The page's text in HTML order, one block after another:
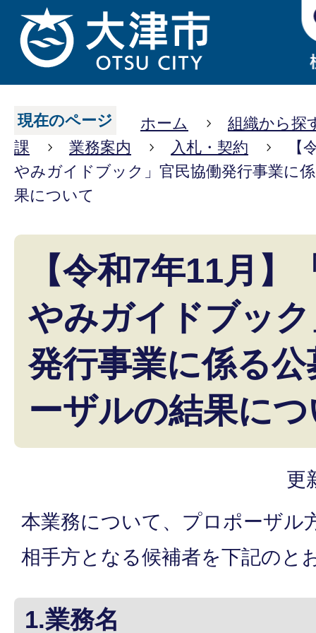
現在のページ ホーム
組織から探
課
業務案内 入札・契約
【
やみガイドブック」官民協働発行事業に
果について
【令和7年11月】
やみガイドブッ
発行事業に係る
ーザルの結果に
更
本業務について、プロポーザル
相手方となる候補者を下記のと
1.業務名